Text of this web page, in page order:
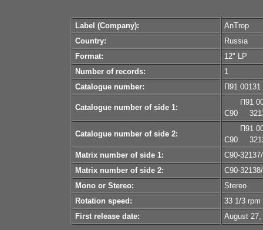
Label (Company):
AnTrop
Country:
Russia
Format:
12" LP
Number of records:
1
Catalogue number:
П91 00131
Catalogue number of side 1:
П91
С90
Catalogue number of side 2:
П91
С90
Matrix number of side 1:
С90-
Matrix number of side 2:
С90-
Mono or Stereo:
Stereo
Rotation speed:
33 1/3 rpm
First release date:
August 27,